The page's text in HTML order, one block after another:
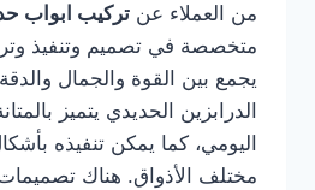
من العملاء عن تركيب ابواب
متخصصة في تصميم وتنفيذ
يجمع بين القوة والجمال
الدرابزين الحديدي يتميز
اليومي، كما يمكن تنفيذه
مختلف الأذواق. هناك